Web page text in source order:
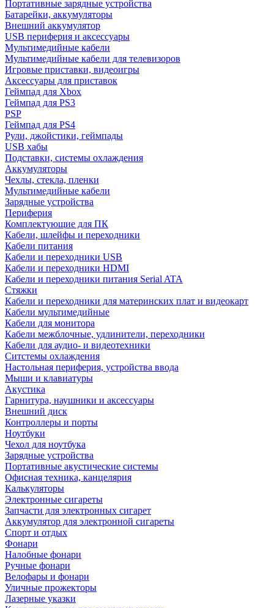
Портативные зарядные устройства
Батарейки, аккумуляторы
Внешний аккумулятор
USB периферия и аксессуары
Мультимедийные кабели
Мультимедийные кабели для телевизоров
Игровые приставки, видеоигры
Аксессуары для приставок
Геймпад для Xbox
Геймпад для PS3
PSP
Геймпад для PS4
Рули, джойстики, геймпады
USB хабы
Подставки, системы охлаждения
Аккумуляторы
Чехлы, стекла, пленки
Мультимедийные кабели
Зарядные устройства
Периферия
Комплектующие для ПК
Кабели, шлейфы и переходники
Кабели питания
Кабели и переходники USB
Кабели и переходники HDMI
Кабели и переходники питания Serial ATA
Стяжки
Кабели и переходники для материнских плат и видеокарт
Кабели мультимедийные
Кабели для монитора
Кабели межблочные, удлинители, переходники
Кабели для аудио- и видеотехники
Ситстемы охлаждения
Настольная периферия, устройства ввода
Мыши и клавиатуры
Акустика
Гарнитура, наушники и аксессуары
Внешний диск
Контроллеры и порты
Ноутбуки
Чехол для ноутбука
Зарядные устройства
Портативные акустические системы
Офисная техника, канцелярия
Калькуляторы
Электронные сигареты
Запчасти для электронных сигарет
Аккумулятор для электронной сигареты
Спорт и отдых
Фонари
Налобные фонари
Ручные фонари
Велофары и фонари
Уличные прожекторы
Лазерные указки